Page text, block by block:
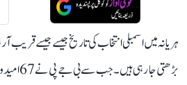
ہریانہ میں اسمبلی انتخاب کی تاریخ جیسے جیسے
بڑھتی